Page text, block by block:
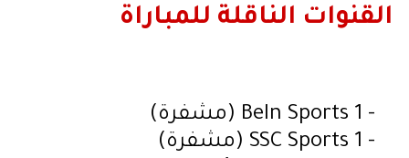
القنوات الناقلة للمباراة
- BeIn Sports 1 (مشفرة)
- SSC Sports 1 (مشفرة)